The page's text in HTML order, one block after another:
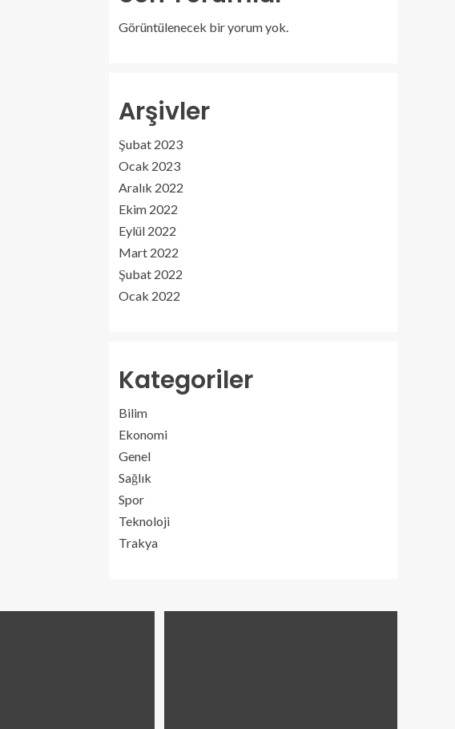
Görüntülenecek bir yorum yok.
Arşivler
Şubat 2023
Ocak 2023
Aralık 2022
Ekim 2022
Eylül 2022
Mart 2022
Şubat 2022
Ocak 2022
Kategoriler
Bilim
Ekonomi
Genel
Sağlık
Spor
Teknoloji
Trakya